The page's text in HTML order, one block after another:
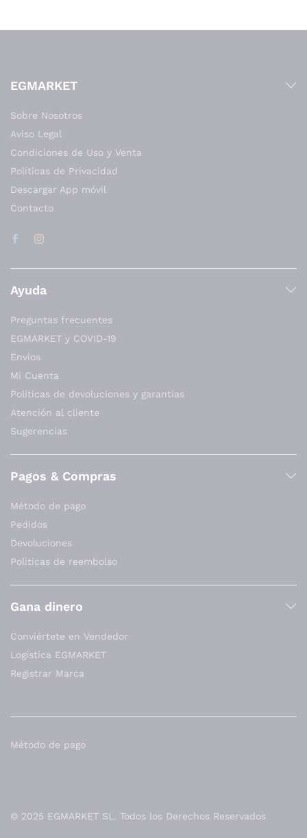
EGMARKET
Sobre Nosotros
Aviso Legal
Condiciones de Uso y Venta
Políticas de Privacidad
Descargar App móvil
Contacto
Ayuda
Preguntas frecuentes
EGMARKET y COVID-19
Envíos
Mi Cuenta
Políticas de devoluciones y garantías
Atención al cliente
Sugerencias
Pagos & Compras
Método de pago
Pedidos
Devoluciones
Políticas de reembolso
Gana dinero
Conviértete en Vendedor
Logística EGMARKET
Registrar Marca
© 2025 EGMARKET SL. Todos los Derechos Reservados
Método de pago